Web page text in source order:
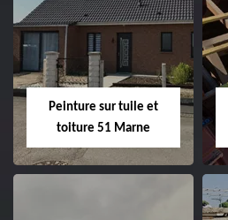
Peintre et peinture
de façade 51
Peinture sur tuile et
toiture 51 Marne